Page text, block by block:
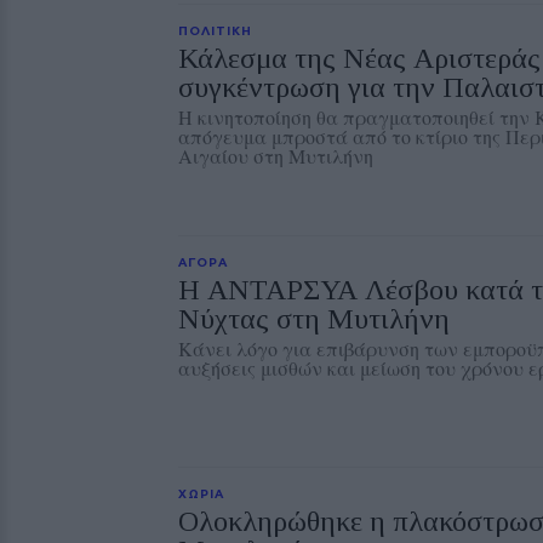
ΠΟΛΙΤΙΚΗ
Κάλεσμα της Νέας
συγκέντρωση για την
Η κινητοποίηση θα πραγματοποιηθεί την
απόγευμα μπροστά από το κτίριο της
Αιγαίου στη Μυτιλήνη
ΑΓΟΡΑ
Η ΑΝΤΑΡΣΥΑ Λέσβου κατά
Νύχτας στη Μυτιλήνη
Κάνει λόγο για επιβάρυνση των
αυξήσεις μισθών και μείωση του χρόνου
ΧΩΡΙΑ
Ολοκληρώθηκε η